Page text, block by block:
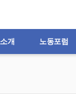
개 노동포럼